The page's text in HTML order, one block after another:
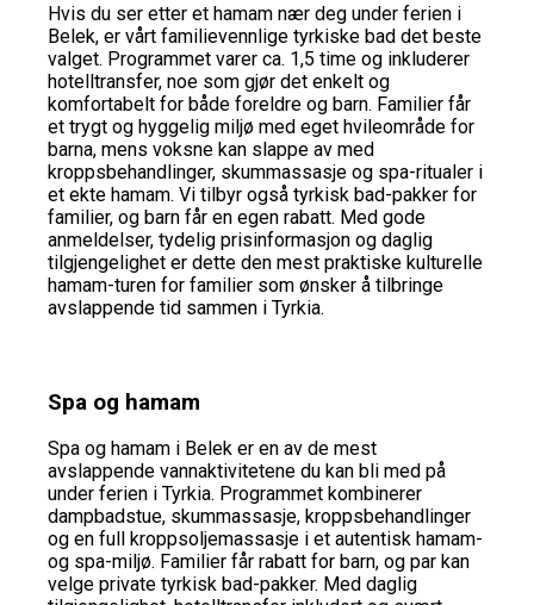
Hvis du ser etter et hamam nær deg under ferien i
Belek, er vårt familievennlige tyrkiske bad det beste
valget. Programmet varer ca. 1,5 time og inkluderer
hotelltransfer, noe som gjør det enkelt og
komfortabelt for både foreldre og barn. Familier får
et trygt og hyggelig miljø med eget hvileområde for
barna, mens voksne kan slappe av med
kroppsbehandlinger, skummassasje og spa-ritualer i
et ekte hamam. Vi tilbyr også tyrkisk bad-pakker for
familier, og barn får en egen rabatt. Med gode
anmeldelser, tydelig prisinformasjon og daglig
tilgjengelighet er dette den mest praktiske kulturelle
hamam-turen for familier som ønsker å tilbringe
avslappende tid sammen i Tyrkia.
Spa og hamam
Spa og hamam i Belek er en av de mest
avslappende vannaktivitetene du kan bli med på
under ferien i Tyrkia. Programmet kombinerer
dampbadstue, skummassasje, kroppsbehandlinger
og en full kroppsoljemassasje i et autentisk hamam-
og spa-miljø. Familier får rabatt for barn, og par kan
velge private tyrkisk bad-pakker. Med daglig